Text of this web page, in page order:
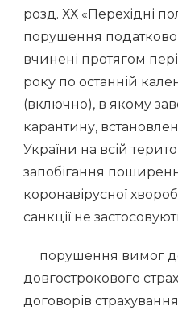
розд. ХХ «Перехідні
порушення
вчинені протягом
року по останній
(включно), в якому
карантину,
України на всій
запобігання
коронавірусної
санкції не
порушення вимог
довгострокового
договорів